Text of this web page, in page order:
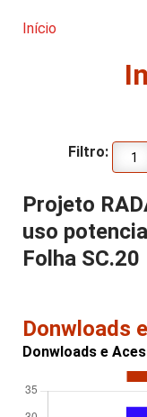
Início
Filtro:
Projeto
uso
Folha SC.20
Donwloads
Donwloads e